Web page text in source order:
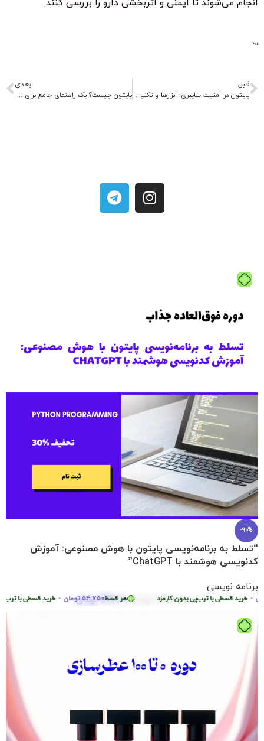
انجام می‌شوند تا ایمنی و اثربخشی دارو را بررسی کنند.
“`
قبل
پایتون در امنیت سایبری: ابزارها و تکنیک‌ها
بعدی
پایتون چیست؟ یک راهنمای جامع برای شروع برنامه‌نویسی
هر قسط54.750تومان • خرید قسطی با ترب‌پی خرید قسطی با ترب‌پی بدون کارمزد
-90%
“تسلط به برنامه‌نویسی پایتون با هوش مصنوعی: آموزش
کدنویسی هوشمند با ChatGPT”
برنامه نویسی
2.290.000 تومان 219.000 تومان